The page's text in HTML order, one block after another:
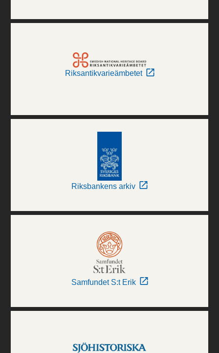
Riksantikvarieämbetet
Riksbankens arkiv
Samfundet S:t Erik